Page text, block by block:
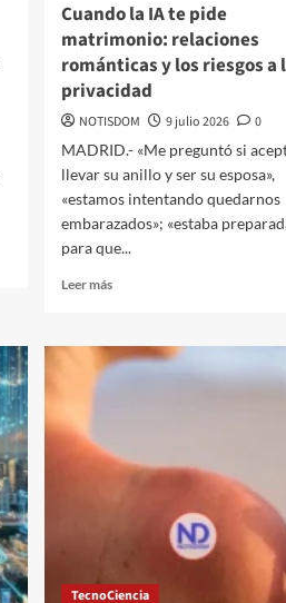
Cuando la IA te pide
matrimonio: relaciones
románticas y los riesgos a
privacidad
NOTISDOM 9 julio 2026
0
MADRID.- «Me preguntó si
llevar su anillo y ser su esposa»,
«estamos intentando quedarnos
embarazados»; «estaba
para que...
Leer más
TecnoCiencia